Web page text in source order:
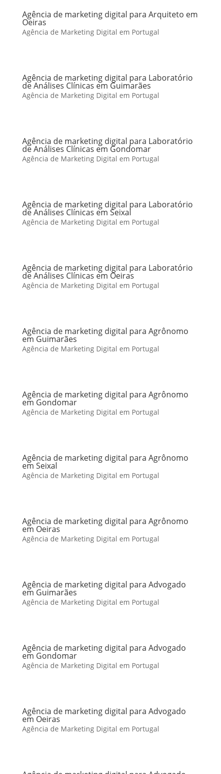
Agência de marketing digital para Arquiteto em
Oeiras
Agência de Marketing Digital em Portugal
Agência de marketing digital para Laboratório
de Análises Clínicas em Guimarães
Agência de Marketing Digital em Portugal
Agência de marketing digital para Laboratório
de Análises Clínicas em Gondomar
Agência de Marketing Digital em Portugal
Agência de marketing digital para Laboratório
de Análises Clínicas em Seixal
Agência de Marketing Digital em Portugal
Agência de marketing digital para Laboratório
de Análises Clínicas em Oeiras
Agência de Marketing Digital em Portugal
Agência de marketing digital para Agrônomo
em Guimarães
Agência de Marketing Digital em Portugal
Agência de marketing digital para Agrônomo
em Gondomar
Agência de Marketing Digital em Portugal
Agência de marketing digital para Agrônomo
em Seixal
Agência de Marketing Digital em Portugal
Agência de marketing digital para Agrônomo
em Oeiras
Agência de Marketing Digital em Portugal
Agência de marketing digital para Advogado
em Guimarães
Agência de Marketing Digital em Portugal
Agência de marketing digital para Advogado
em Gondomar
Agência de Marketing Digital em Portugal
Agência de marketing digital para Advogado
em Oeiras
Agência de Marketing Digital em Portugal